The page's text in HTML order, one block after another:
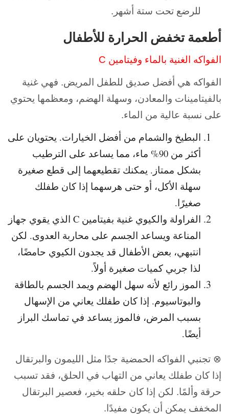
للرضع تحت ستة أشهر.
أطعمة تخفض الحرارة للأطفال
الفواكه الغنية بالماء وفيتامين C
الفواكه هي أفضل صديق للطفل المريض. فهي غنية
بالفيتامينات والمعادن، وسهلة الهضم، ومعظمها يحتوي
على نسبة عالية من الماء.
البطيخ والشمام من أفضل الخيارات. يحتويان على
أكثر من 90% ماء، مما يساعد على الترطيب
بشكل ممتاز. يمكنك تقطيعهما إلى قطع صغيرة
سهلة الأكل، أو حتى هرسهما إذا كان طفلك
صغيرًا.
الفراولة والكيوي غنية بفيتامين C الذي يقوي جهاز
المناعة ويساعد الجسم على محاربة العدوى. لكن
انتبهي، بعض الأطفال قد يجدون الكيوي حامضًا،
لذا جربي كميات صغيرة أولاً.
الموز رائع لأنه سهل الهضم ويمد الجسم بالطاقة
والبوتاسيوم. إذا كان طفلك يعاني من الإسهال
بسبب المرض، فالموز يساعد في تماسك البراز
أيضًا.
⊗ تجنبي الفواكه الحمضية جدًا مثل الليمون والبرتقال
إذا كان طفلك يعاني من التهاب في الحلق، فقد تسبب
حرقة وألمًا. لكن إذا كان حلقه بخير، فعصير البرتقال
المخفف يمكن أن يكون مفيدًا.